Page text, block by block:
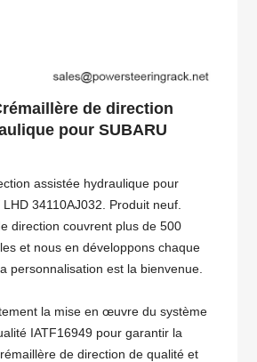
de direction
pour SUBARU
assistée hydraulique pour
34110AJ032. Produit neuf.
direction couvrent plus de 500
et nous en développons chaque
personnalisation est la bienvenue.
la mise en œuvre du système
IATF16949 pour garantir la
de direction de qualité et